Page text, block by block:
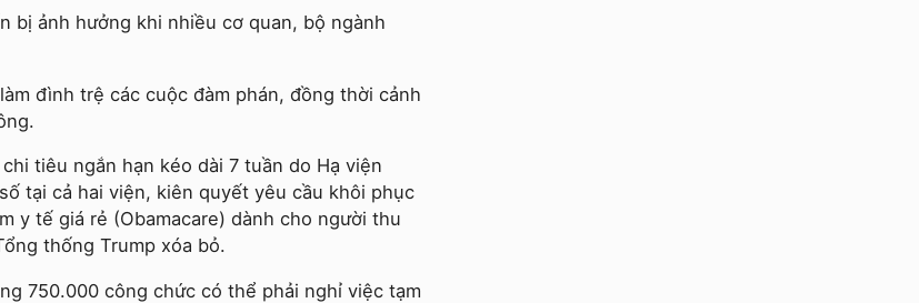
bị ảnh hưởng khi nhiều cơ quan, bộ ngành
đình trệ các cuộc đàm phán, đồng thời cảnh
tiêu ngắn hạn kéo dài 7 tuần do Hạ viện
tại cả hai viện, kiên quyết yêu cầu khôi phục
y tế giá rẻ (Obamacare) dành cho người thu
thống Trump xóa bỏ.
750.000 công chức có thể phải nghỉ việc tạm